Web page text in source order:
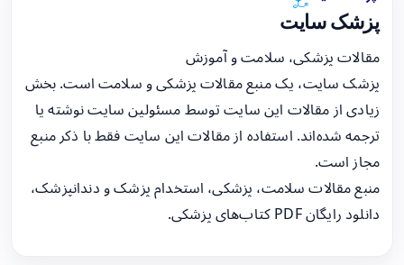
پزشک سایت
مقالات پزشکی، سلامت و آموزش
پزشک سایت، یک منبع مقالات پزشکی و سلامت است. بخش
زیادی از مقالات این سایت توسط مسئولین سایت نوشته یا
ترجمه شده‌اند. استفاده از مقالات این سایت فقط با ذکر منبع
مجاز است.
منبع مقالات سلامت، پزشکی، استخدام پزشک و دندانپزشک،
دانلود رایگان PDF کتاب‌های پزشکی.